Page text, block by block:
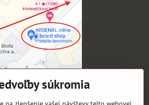
súkromia